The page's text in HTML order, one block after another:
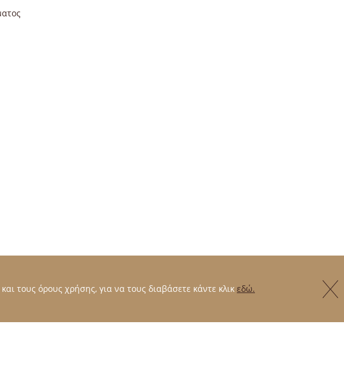
τους όρους χρήσης, για να τους διαβάσετε κάντε κλικ εδώ.